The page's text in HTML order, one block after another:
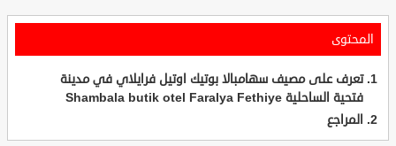
المحتوى
تعرف على مصيف سهامبالا بوتيك اوتيل فرايلاي في مدينة
فتحية الساحلية Shambala butik otel Faralya Fethiye
المراجع